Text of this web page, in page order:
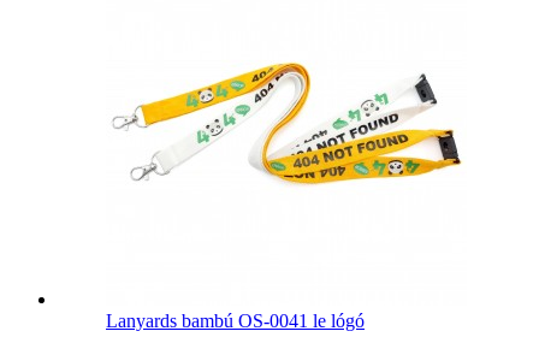
Lanyards bambú OS-0041 le lógó